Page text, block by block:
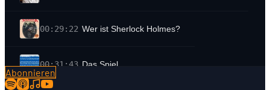
00:29:22 Wer ist Sherlock Holmes?
00:31:43 Das Spiel
Abonnieren